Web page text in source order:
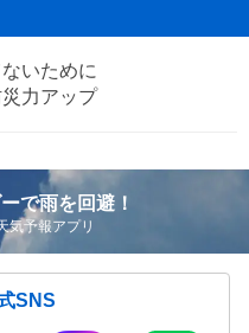
いために
力アップ
で雨を回避！
予報アプリ
SNS